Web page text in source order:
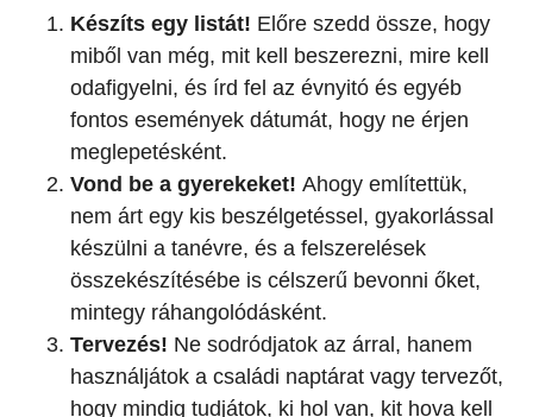
Készíts egy listát! Előre szedd össze, hogy
miből van még, mit kell beszerezni, mire kell
odafigyelni, és írd fel az évnyitó és egyéb
fontos események dátumát, hogy ne érjen
meglepetésként.
Vond be a gyerekeket! Ahogy említettük,
nem árt egy kis beszélgetéssel, gyakorlással
készülni a tanévre, és a felszerelések
összekészítésébe is célszerű bevonni őket,
mintegy ráhangolódásként.
Tervezés! Ne sodródjatok az árral, hanem
használjátok a családi naptárat vagy tervezőt,
hogy mindig tudjátok, ki hol van, kit hova kell